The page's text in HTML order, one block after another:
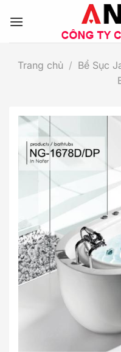
đến
Trang chủ / Bể Sục